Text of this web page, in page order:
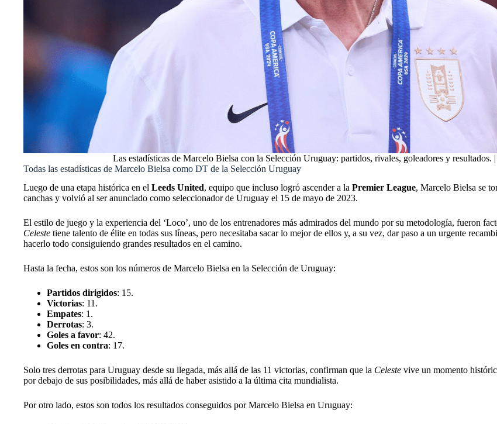
Las estadísticas de Marcelo Bielsa con la Selección Uruguay: partidos, rivales, goleadores y
Todas las estadísticas de Marcelo Bielsa como DT de la Selección Uruguay
Luego de una etapa histórica en el Leeds United, equipo que incluso logró ascender a la Premier League, Marcelo Bielsa se
canchas y volvió al ser anunciado como seleccionador de Uruguay el 15 de mayo de 2023.
El estilo de juego y la experiencia del ‘Loco’, uno de los entrenadores más admirados del mundo por su metodología, fueron
Celeste tiene talento de élite en todas sus líneas, pero necesitaba sacar lo mejor de ellos y, a su vez, dar paso a un urgente
hacerlo todo consiguiendo grandes resultados en el camino.
Hasta la fecha, estos son los números de Marcelo Bielsa en la Selección de Uruguay:
Partidos dirigidos: 15.
Victorias: 11.
Empates: 1.
Derrotas: 3.
Goles a favor: 42.
Goles en contra: 17.
Solo tres derrotas para Uruguay desde su llegada, más allá de las 11 victorias, confirman que la Celeste vive un momento
por debajo de sus posibilidades, más allá de haber asistido a la última cita mundialista.
Por otro lado, estos son todos los resultados conseguidos por Marcelo Bielsa en Uruguay: